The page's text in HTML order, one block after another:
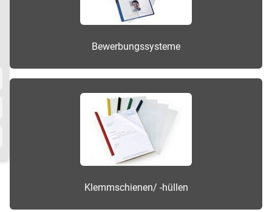
Bewerbungssysteme
Klemmschienen/ -hüllen